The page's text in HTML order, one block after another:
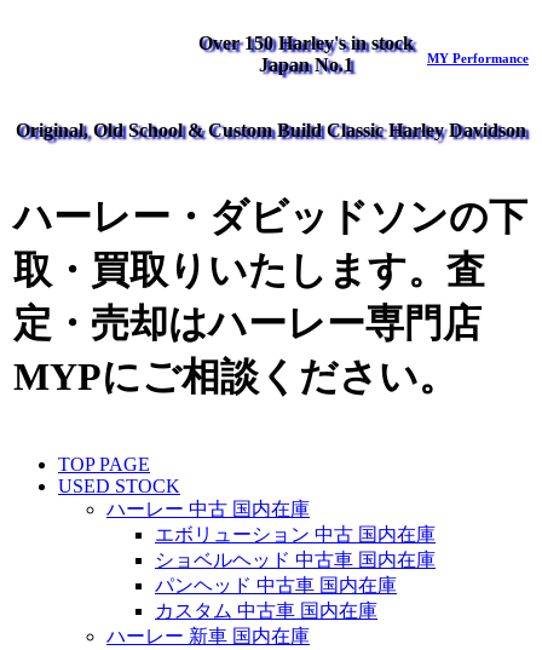
Over 150 Harley's in stock
Japan No.1
MY Performance
Original, Old School & Custom Build Classic Harley Davidson
ハーレー・ダビッドソンの下
取・買取りいたします。査
定・売却はハーレー専門店
MYPにご相談ください。
TOP PAGE
USED STOCK
ハーレー 中古 国内在庫
エボリューション 中古 国内在庫
ショベルヘッド 中古車 国内在庫
パンヘッド 中古車 国内在庫
カスタム 中古車 国内在庫
ハーレー 新車 国内在庫